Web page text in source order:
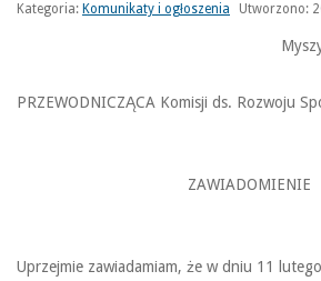
Kategoria: Komunikaty i ogłoszenia Utworzono:
PRZEWODNICZĄCA Komisji ds.
ZAWIADOMIENIE
Uprzejmie zawiadamiam, że w dniu 11